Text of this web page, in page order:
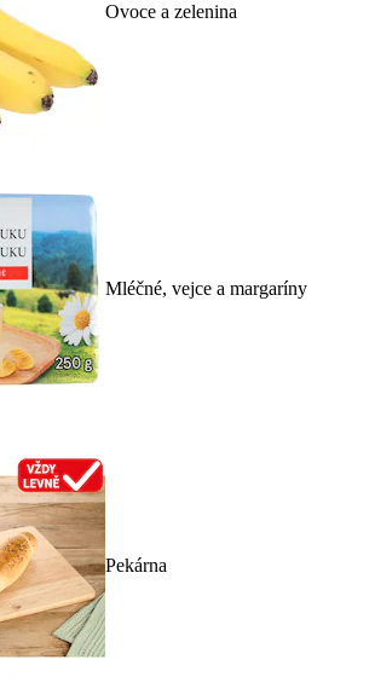
Ovoce a zelenina
Mléčné, vejce a margaríny
Pekárna